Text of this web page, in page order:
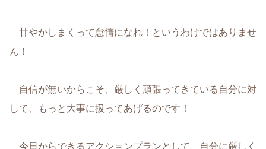
甘やかしまくって怠惰になれ！というわけではありませ
ん！
自信が無いからこそ、厳しく頑張ってきている自分に対
して、もっと大事に扱ってあげるのです！
今日からできるアクションプランとして、自分に厳しく